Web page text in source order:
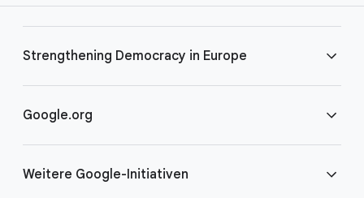
Strengthening Democracy in Europe
FAQS
Google.org
Startseite
Weitere Google-Initiativen